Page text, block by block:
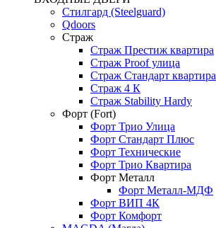
Стилгард (Steelguard)
Qdoors
Страж
Страж Престиж квартира
Страж Proof улица
Страж Стандарт квартира
Страж 4 К
Страж Stability Hardy
Форт (Fort)
Форт Трио Улица
Форт Стандарт Плюс
Форт Технические
Форт Трио Квартира
Форт Металл
Форт Металл-МДФ
Форт ВИП 4К
Форт Комфорт